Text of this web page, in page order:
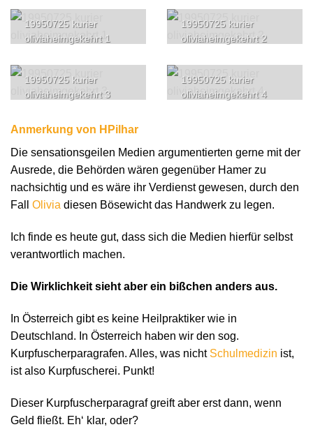
19950725 kurier
oliviaheimgekehrt 1
19950725 kurier
oliviaheimgekehrt 2
19950725 kurier
oliviaheimgekehrt 3
19950725 kurier
oliviaheimgekehrt 4
Anmerkung von HPilhar
Die sensationsgeilen Medien argumentierten gerne mit der
Ausrede, die Behörden wären gegenüber Hamer zu
nachsichtig und es wäre ihr Verdienst gewesen, durch den
Fall Olivia diesen Bösewicht das Handwerk zu legen.
Ich finde es heute gut, dass sich die Medien hierfür selbst
verantwortlich machen.
Die Wirklichkeit sieht aber ein bißchen anders aus.
In Österreich gibt es keine Heilpraktiker wie in
Deutschland. In Österreich haben wir den sog.
Kurpfuscherparagrafen. Alles, was nicht Schulmedizin ist,
ist also Kurpfuscherei. Punkt!
Dieser Kurpfuscherparagraf greift aber erst dann, wenn
Geld fließt. Eh‘ klar, oder?